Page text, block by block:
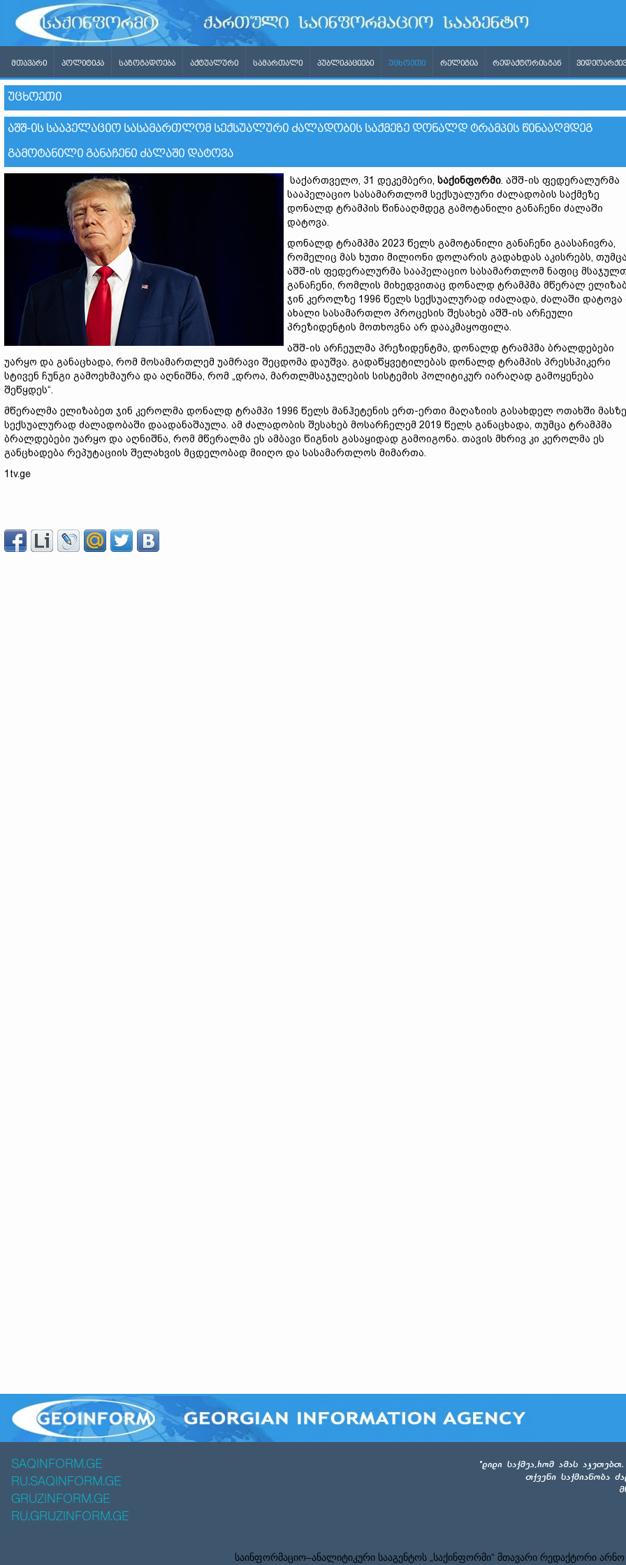
ᲛᲗᲐᲕᲐᲠᲘ ᲞᲝᲚᲘᲢᲘᲙᲐ ᲡᲐᲖᲝᲒᲐᲓᲝᲔᲑᲐ ᲐᲥᲢᲣᲐᲚᲣᲠᲘ ᲡᲐᲛᲐᲠᲗᲐᲚᲘ ᲞᲣᲑᲚᲘᲙᲐᲪᲘᲔᲑᲘ ᲣᲪᲮᲝᲔᲗᲘ ᲠᲔᲚᲘᲒᲘᲐ ᲠᲔᲓᲐᲥᲢᲝᲠᲘᲡᲒᲐᲜ
ᲣᲪᲮᲝᲔᲗᲘ
ᲐᲨᲨ-ᲘᲡ ᲡᲐᲐᲞᲔᲚᲐᲪᲘᲝ ᲡᲐᲡᲐᲛᲐᲠᲗᲚᲝᲛ ᲡᲔᲥᲡᲣᲐᲚᲣᲠᲘ ᲫᲐᲚᲐᲓᲝᲑᲘᲡ ᲡᲐᲥᲛᲔᲖᲔ ᲓᲝᲜᲐᲚᲓ ᲢᲠᲐᲛᲞᲘᲡ ᲬᲘᲜᲐᲐᲦᲛᲓᲔᲒ
ᲒᲐᲛᲝᲢᲐᲜᲘᲚᲘ ᲒᲐᲜᲐᲩᲔᲜᲘ ᲫᲐᲚᲐᲨᲘ ᲓᲐᲢᲝᲕᲐ
საქართველო, 31 დეკემბერი, საქინფორმი. აშშ-ის ფედერალურმა
სააპელაციო სასამართლომ სექსუალური ძალადობის საქმეზე
დონალდ ტრამპის წინააღმდეგ გამოტანილი განაჩენი ძალაში
დატოვა.
დონალდ ტრამპმა 2023 წელს გამოტანილი განაჩენი გაასაჩივრა,
რომელიც მას ხუთი მილიონი დოლარის გადახდას აკისრებს,
აშშ-ის ფედერალურმა სააპელაციო სასამართლომ ნაფიც
განაჩენი, რომლის მიხედვითაც დონალდ ტრამპმა მწერალ
ჯინ კეროლზე 1996 წელს სექსუალურად იძალადა, ძალაში დატოვა
ახალი სასამართლო პროცესის შესახებ აშშ-ის არჩეული
პრეზიდენტის მოთხოვნა არ დააკმაყოფილა.
აშშ-ის არჩეულმა პრეზიდენტმა, დონალდ ტრამპმა ბრალდებები
უარყო და განაცხადა, რომ მოსამართლემ უამრავი შეცდომა დაუშვა. გადაწყვეტილებას დონალდ ტრამპის პრესსპიკერი
სტივენ ჩუნგი გამოეხმაურა და აღნიშნა, რომ „დროა, მართლმსაჯულების სისტემის პოლიტიკურ იარაღად გამოყენება
შეწყდეს“.
მწერალმა ელიზაბეთ ჯინ კეროლმა დონალდ ტრამპი 1996 წელს მანჰეტენის ერთ-ერთი მაღაზიის გასახდელ ოთახში მასზე
სექსუალურად ძალადობაში დაადანაშაულა. ამ ძალადობის შესახებ მოსარჩელემ 2019 წელს განაცხადა, თუმცა ტრამპმა
ბრალდებები უარყო და აღნიშნა, რომ მწერალმა ეს ამბავი წიგნის გასაყიდად გამოიგონა. თავის მხრივ კი კეროლმა ეს
განცხადება რეპუტაციის შელახვის მცდელობად მიიღო და სასამართლოს მიმართა.
1tv.ge
SAQINFORM.GE
RU.SAQINFORM.GE
GRUZINFORM.GE
RU.GRUZINFORM.GE
საინფორმაციო–ანალიტიკური სააგენტოს „საქინფორმი” მთავარი რედაქტორი